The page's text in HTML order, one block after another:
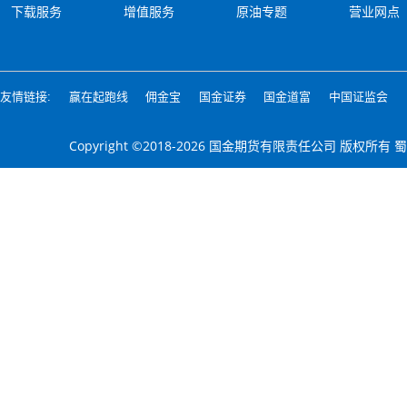
下载服务 增值服务 原油专题 营业网点
友情链接: 赢在起跑线 佣金宝 国金证券 国金道富 中国证监会
Copyright ©2018-2026 国金期货有限责任公司 版权所有